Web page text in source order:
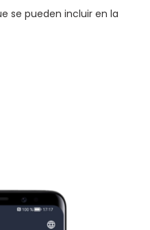
se pueden incluir en la